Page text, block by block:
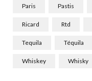
Paris Pastis
Ricard Rtd
Tequila Téquila
Whiskey Whisky